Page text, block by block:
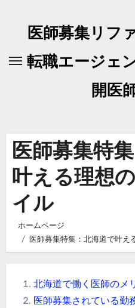
医師募集リフ
転職エージェ
開医
医師募集特
叶える理想
イル
ホームページ
医師募集特集：北海道で叶え
北海道で働く医師のメ
医師募集されている勤